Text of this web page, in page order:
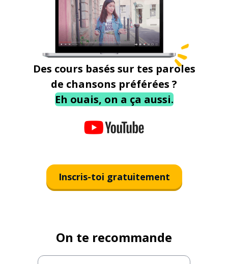
Des cours basés sur tes paroles
de chansons préférées ?
Eh ouais, on a ça aussi.
Inscris-toi gratuitement
On te recommande